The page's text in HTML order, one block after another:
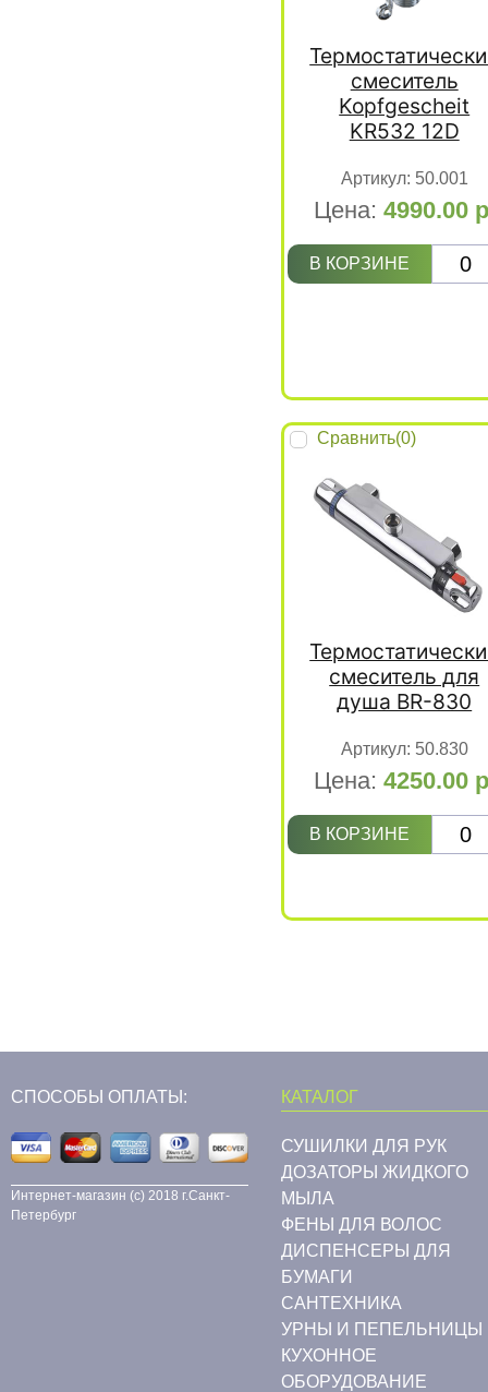
смеситель
Kopfgescheit
KR532 12D
Артикул: 50.001
Цена: 4990.00
В КОРЗИНЕ
Сравнить(0)
смеситель для
душа BR-830
Артикул: 50.830
Цена: 4250.00
В КОРЗИНЕ
СПОСОБЫ ОПЛАТЫ:
Интернет-магазин (c) 2018 г.Санкт-
Петербург
КАТАЛОГ
СУШИЛКИ ДЛЯ РУК
ДОЗАТОРЫ ЖИДКОГО
МЫЛА
ФЕНЫ ДЛЯ ВОЛОС
ДИСПЕНСЕРЫ ДЛЯ
БУМАГИ
CАНТЕХНИКА
УРНЫ И ПЕПЕЛЬНИЦЫ
КУХОННОЕ
ОБОРУДОВАНИЕ